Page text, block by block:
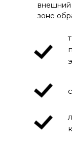
внешний
зоне